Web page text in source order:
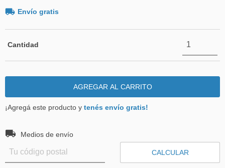
Envío gratis
Cantidad
¡Agregá este producto y tenés envío gratis!
Entregas para el CP:
Medios de envío
CALCULAR